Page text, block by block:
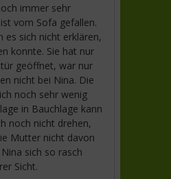
immer sehr
vom Sofa gefallen.
es sich nicht erklären,
konnte. Sie hat nur
geöffnet, war nur
nicht bei Nina. Die
noch sehr wenig
in Bauchlage kann
noch nicht drehen,
Mutter nicht davon
sich so rasch
Sicht.